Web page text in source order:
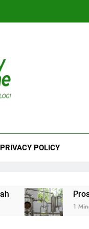
PRIVACY POLICY
Proses
1 Minggu Ago